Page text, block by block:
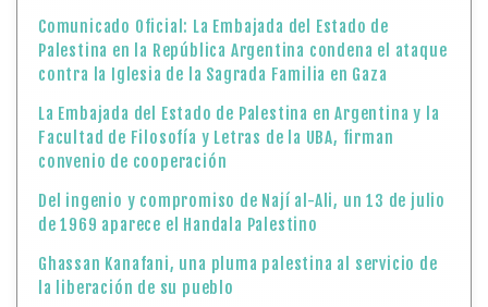
Comunicado Oficial: La Embajada del Estado de
Palestina en la República Argentina condena el ataque
contra la Iglesia de la Sagrada Familia en Gaza
La Embajada del Estado de Palestina en Argentina y la
Facultad de Filosofía y Letras de la UBA, firman
convenio de cooperación
Del ingenio y compromiso de Nají al-Ali, un 13 de julio
de 1969 aparece el Handala Palestino
Ghassan Kanafani, una pluma palestina al servicio de
la liberación de su pueblo